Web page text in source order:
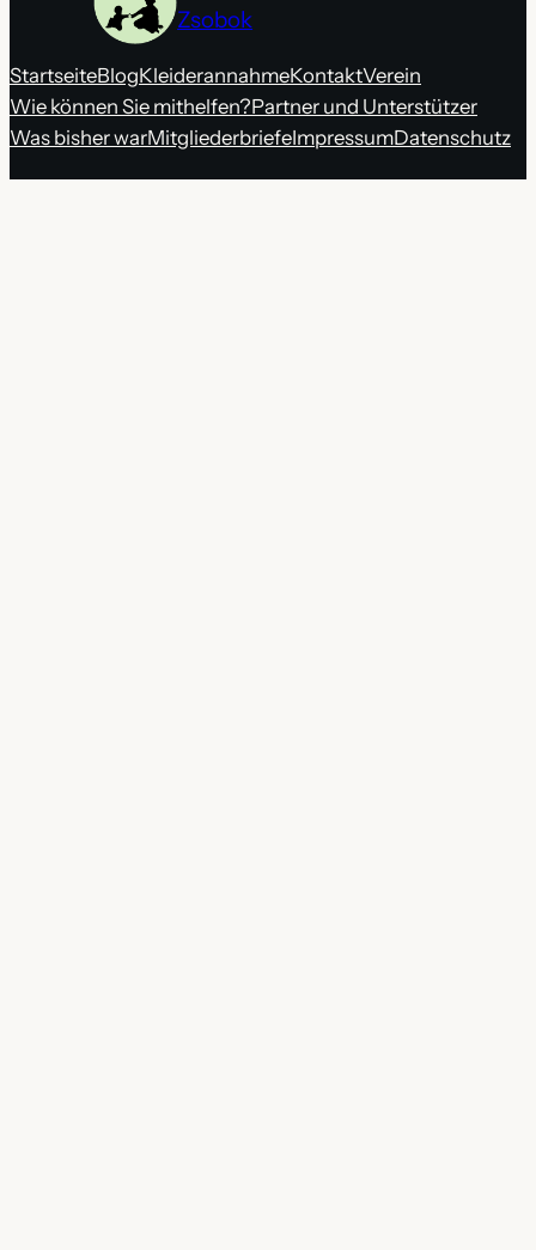
Zsobok
StartseiteBlogKleiderannahmeKontaktVerein
Wie können Sie mithelfen?Partner und Unterstützer
Was bisher warMitgliederbriefeImpressumDatenschutz